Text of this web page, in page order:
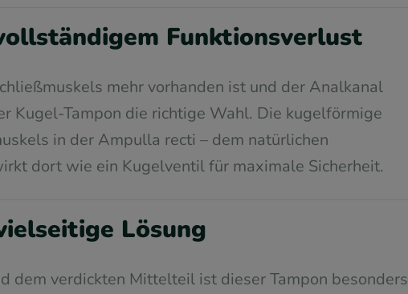
Funktionsverlust
mehr vorhanden ist und der Analkanal
Kugel-Tampon die richtige Wahl. Die kugelförmige
in der Ampulla recti – dem natürlichen
dort wie ein Kugelventil für maximale Sicherheit.
Lösung
dem verdickten Mittelteil ist dieser Tampon besonders